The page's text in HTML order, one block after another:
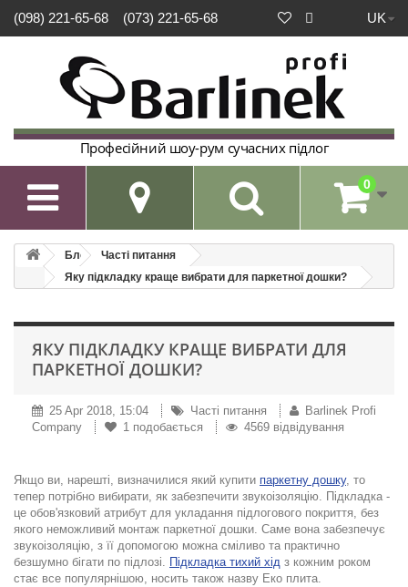
UK
(098) 221-65-68 (073) 221-65-68
Професійний шоу-рум сучасних підлог
 0
Блог
Часті питання
Яку підкладку краще вибрати для паркетної дошки?
ЯКУ ПІДКЛАДКУ КРАЩЕ ВИБРАТИ ДЛЯ
ПАРКЕТНОЇ ДОШКИ?
25 Apr 2018, 15:04 Часті питання
Barlinek Profi
Company
1 подобається 4569 відвідування
Якщо ви, нарешті, визначилися який купити паркетну дошку, то
тепер потрібно вибирати, як забезпечити звукоізоляцію. Підкладка -
це обов'язковий атрибут для укладання підлогового покриття, без
якого неможливий монтаж паркетної дошки. Саме вона забезпечує
звукоізоляцію, з її допомогою можна сміливо та практично
безшумно бігати по підлозі. Підкладка тихий хід з кожним роком
стає все популярнішою, носить також назву Еко плита.